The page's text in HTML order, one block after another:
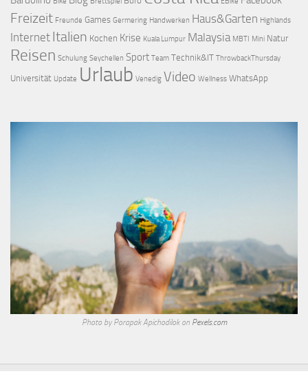
Freizeit Freunde Games Germering Handwerken Haus&Garten Highlands
Internet Italien Kochen Krise Kuala Lumpur Malaysia MBTI Mini Natur
Reisen Schulung Seychellen Sport Team Technik&IT ThrowbackThursday
Universität Update Urlaub Venedig Video Wellness WhatsApp
Photo by Porapak Apichodilok on Pexels.com